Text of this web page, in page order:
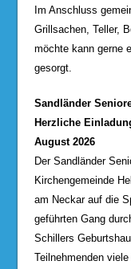
Im Anschluss
Grillsachen, Teller,
möchte kann gerne
gesorgt.
Sandländer
Herzliche
August 2026
Der Sandländer
Kirchengemeinde
am Neckar auf die
geführten Gang
Schillers
Teilnehmenden